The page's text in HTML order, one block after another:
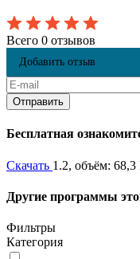
Всего 0 отзывов
Добавить отзыв
Бесплатная
Скачать 1.2, объём:
Другие программы
Фильтры
Категория